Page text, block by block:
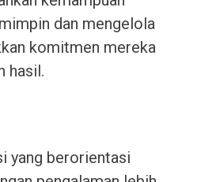
dan mengelola
komitmen mereka
hasil.
yang berorientasi